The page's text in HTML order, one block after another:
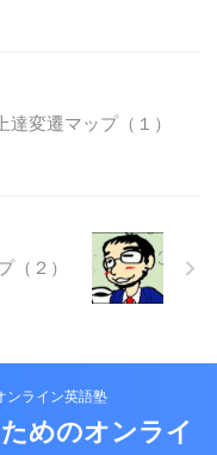
変遷マップ（１）
（２）
ンライン英語塾
めのオンライ